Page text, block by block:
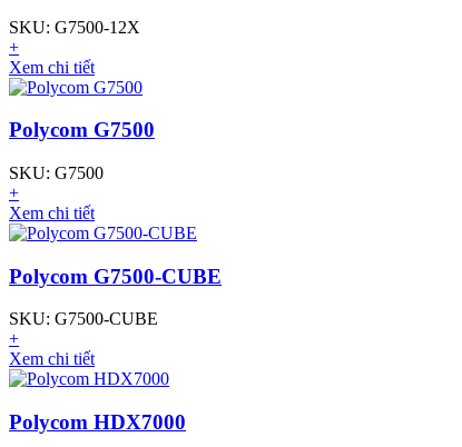
SKU: G7500-12X
+
Xem chi tiết
Polycom G7500
SKU: G7500
+
Xem chi tiết
Polycom G7500-CUBE
SKU: G7500-CUBE
+
Xem chi tiết
Polycom HDX7000